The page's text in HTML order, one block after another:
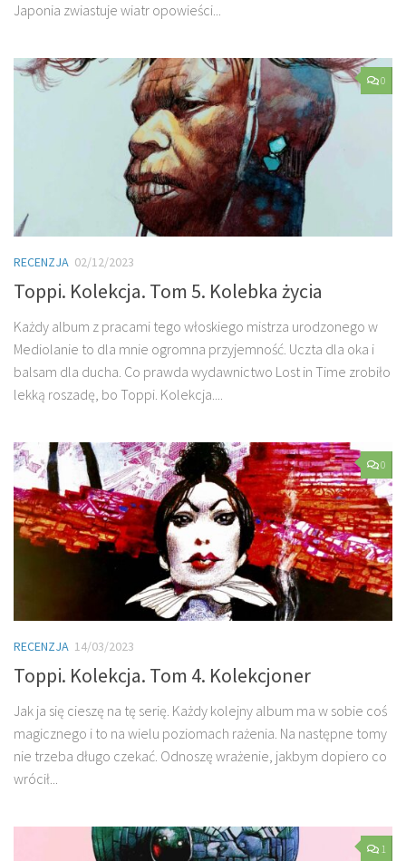
Japonia zwiastuje wiatr opowieści...
0
RECENZJA 02/12/2023
Toppi. Kolekcja. Tom 5. Kolebka życia
Każdy album z pracami tego włoskiego mistrza urodzonego w
Mediolanie to dla mnie ogromna przyjemność. Uczta dla oka i
balsam dla ducha. Co prawda wydawnictwo Lost in Time zrobiło
lekką roszadę, bo Toppi. Kolekcja....
0
RECENZJA 14/03/2023
Toppi. Kolekcja. Tom 4. Kolekcjoner
Jak ja się cieszę na tę serię. Każdy kolejny album ma w sobie coś
magicznego i to na wielu poziomach rażenia. Na następne tomy
nie trzeba długo czekać. Odnoszę wrażenie, jakbym dopiero co
wrócił...
1